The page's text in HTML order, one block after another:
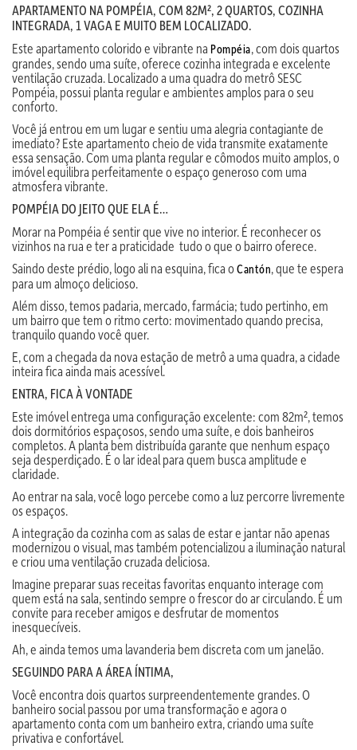
APARTAMENTO NA POMPÉIA, COM 82M², 2 QUARTOS, COZINHA
INTEGRADA, 1 VAGA E MUITO BEM LOCALIZADO.
Este apartamento colorido e vibrante na Pompéia, com dois quartos
grandes, sendo uma suíte, oferece cozinha integrada e excelente
ventilação cruzada. Localizado a uma quadra do metrô SESC
Pompéia, possui planta regular e ambientes amplos para o seu
conforto.
Você já entrou em um lugar e sentiu uma alegria contagiante de
imediato? Este apartamento cheio de vida transmite exatamente
essa sensação. Com uma planta regular e cômodos muito amplos, o
imóvel equilibra perfeitamente o espaço generoso com uma
atmosfera vibrante.
POMPÉIA DO JEITO QUE ELA É…
Morar na Pompéia é sentir que vive no interior. É reconhecer os
vizinhos na rua e ter a praticidade tudo o que o bairro oferece.
Saindo deste prédio, logo ali na esquina, fica oCantón, que te espera
para um almoço delicioso.
Além disso, temos padaria, mercado, farmácia; tudo pertinho, em
um bairro que tem o ritmo certo: movimentado quando precisa,
tranquilo quando você quer.
E, com a chegada da nova estação de metrô a uma quadra, a cidade
inteira fica ainda mais acessível.
ENTRA, FICA À VONTADE
Este imóvel entrega uma configuração excelente: com 82m², temos
dois dormitórios espaçosos, sendo uma suíte, e dois banheiros
completos. A planta bem distribuída garante que nenhum espaço
seja desperdiçado. É o lar ideal para quem busca amplitude e
claridade.
Ao entrar na sala, você logo percebe como a luz percorre livremente
os espaços.
A integração da cozinha com as salas de estar e jantar não apenas
modernizou o visual, mas também potencializou a iluminação natural
e criou uma ventilação cruzada deliciosa.
Imagine preparar suas receitas favoritas enquanto interage com
quem está na sala, sentindo sempre o frescor do ar circulando. É um
convite para receber amigos e desfrutar de momentos
inesquecíveis.
Ah, e ainda temos uma lavanderia bem discreta com um janelão.
SEGUINDO PARA A ÁREA ÍNTIMA,
Você encontra dois quartos surpreendentemente grandes. O
banheiro social passou por uma transformação e agora o
apartamento conta com um banheiro extra, criando uma suíte
privativa e confortável.